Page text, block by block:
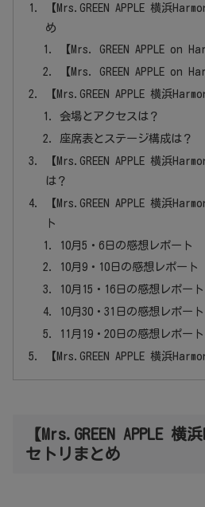
【Mrs.GREEN APPLE 横浜
め
【Mrs. GREEN APPLE on
【Mrs. GREEN APPLE on
【Mrs.GREEN APPLE 横浜
会場とアクセスは？
座席表とステージ構成は？
【Mrs.GREEN APPLE 横浜
は？
【Mrs.GREEN APPLE 横浜
ト
10月5・6日の感想レポート
10月9・10日の感想レポート
10月15・16日の感想レポート
10月30・31日の感想レポート
11月19・20日の感想レポート
【Mrs.GREEN APPLE 横浜
【Mrs.GREEN APPLE 横
セトリまとめ